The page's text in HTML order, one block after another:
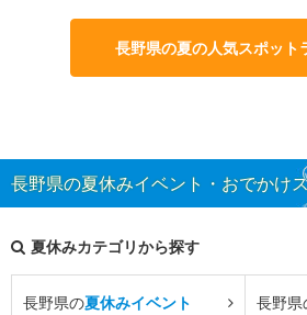
長野県の夏の人気スポット
長野県の夏休みイベント・おでかけ
夏休みカテゴリから探す
長野県の夏休みイベント 長野県